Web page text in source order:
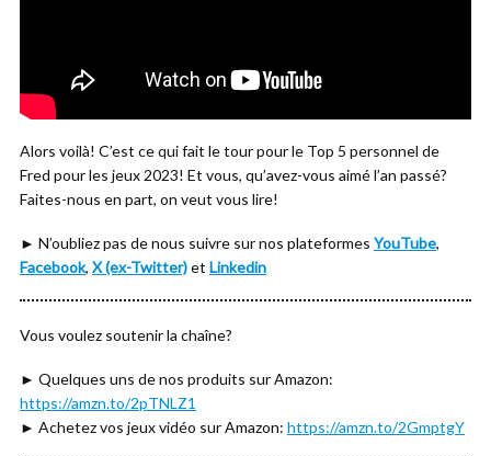
Alors voilà! C’est ce qui fait le tour pour le Top 5 personnel de
Fred pour les jeux 2023! Et vous, qu’avez-vous aimé l’an passé?
Faites-nous en part, on veut vous lire!
► N’oubliez pas de nous suivre sur nos plateformes YouTube,
Facebook, X (ex-Twitter)et Linkedin
Vous voulez soutenir la chaîne?
► Quelques uns de nos produits sur Amazon:
https://amzn.to/2pTNLZ1
► Achetez vos jeux vidéo sur Amazon: https://amzn.to/2GmptgY